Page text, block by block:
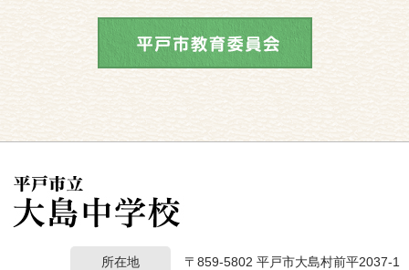
所在地 〒859-5802 平戸市大島村前平2037-1